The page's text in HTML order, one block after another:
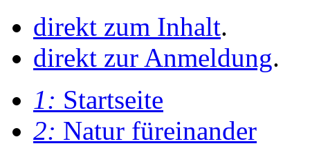
direkt zum Inhalt.
direkt zur Anmeldung.
1: Startseite
2: Natur füreinander